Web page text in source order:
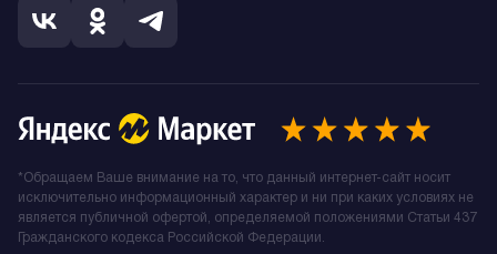
*Обращаем Ваше внимание на то, что данный интернет-сайт носит
исключительно информационный характер и ни при каких условиях не
является публичной офертой, определяемой положениями Статьи 437
Гражданского кодекса Российской Федерации.